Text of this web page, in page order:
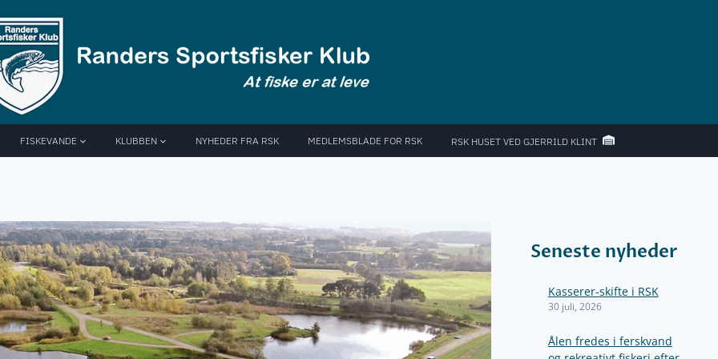
FISKEVANDE KLUBBEN NYHEDER FRA RSK MEDLEMSBLADE FOR RSK RSK HUSET VED GJERRILD KLINT
Seneste nyheder
Kasserer-skifte i RSK
30 juli, 2026
Ålen fredes i ferskvand